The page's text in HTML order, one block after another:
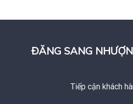
ĐĂNG SANG
Tiếp cận khách